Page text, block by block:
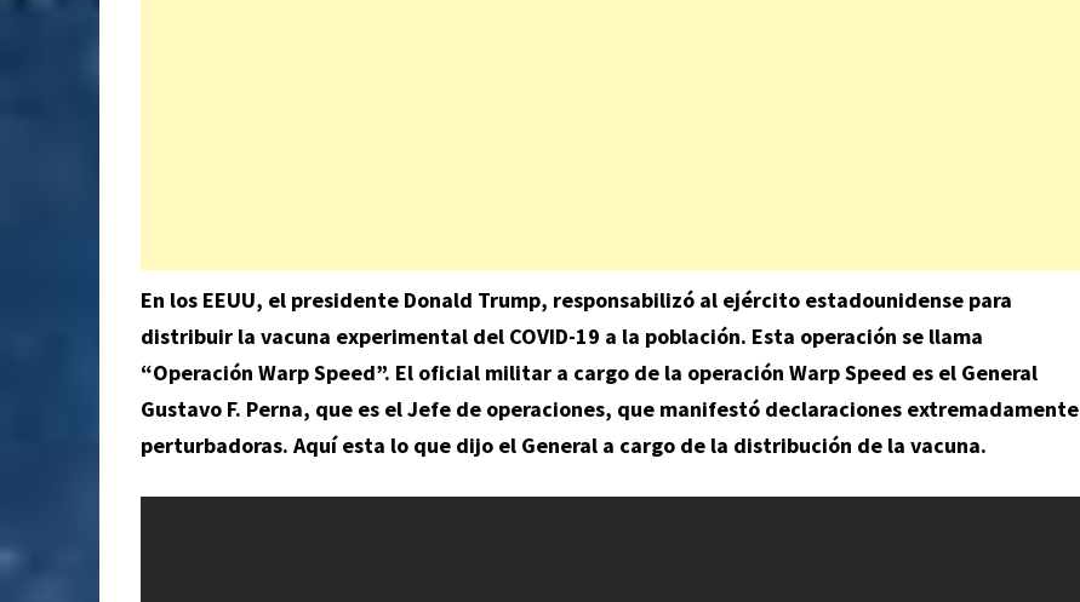
En los EEUU, el presidente Donald Trump, responsabilizó al ejército estadounidense para
distribuir la vacuna experimental del COVID-19 a la población. Esta operación se llama
“Operación Warp Speed”. El oficial militar a cargo de la operación Warp Speed es el General
Gustavo F. Perna, que es el Jefe de operaciones, que manifestó declaraciones extremadamente
perturbadoras. Aquí esta lo que dijo el General a cargo de la distribución de la vacuna.